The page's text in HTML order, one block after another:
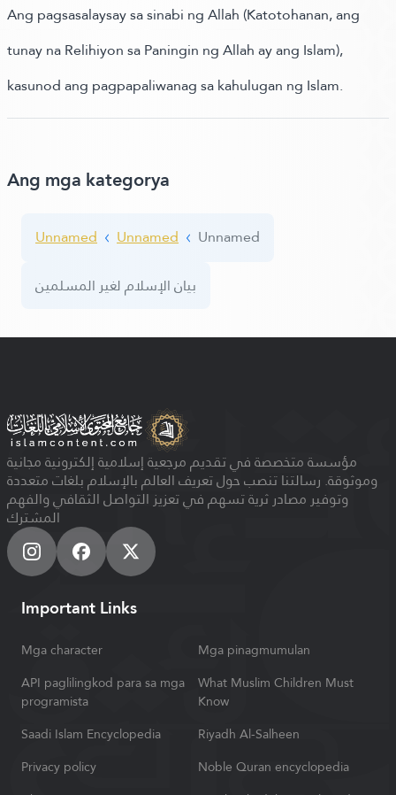
Ang pagsasalaysay sa sinabi ng Allah (Katotohanan, ang
tunay na Relihiyon sa Paningin ng Allah ay ang Islam),
kasunod ang pagpapaliwanag sa kahulugan ng Islam.
Ang mga kategorya
Unnamed Unnamed
Unnamed
بيان الإسلام لغير المسلمين
مؤسسة متخصصة في تقديم مرجعية إسلامية إلكترونية مجانية
وموثوقة. رسالتنا تنصب حول تعريف العالم بالإسلام بلغات متعددة
وتوفير مصادر ثرية تسهم في تعزيز التواصل الثقافي والفهم
المشترك
Important Links
Mga character
Mga pinagmumulan
API paglilingkod para sa mga
programista
What Muslim Children Must
Know
Saadi Islam Encyclopedia
Riyadh Al-Salheen
Privacy policy
Noble Quran encyclopedia